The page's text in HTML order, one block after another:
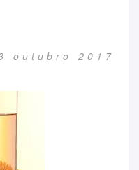
outubro 2017